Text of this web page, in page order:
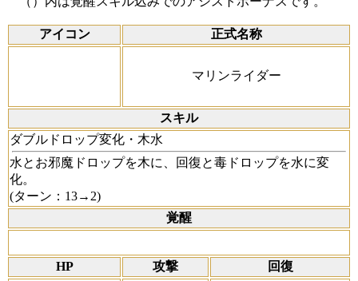
アイコン 正式名称
マリンライダー
スキル
ダブルドロップ変化・木水
水とお邪魔ドロップを木に、回復と毒ドロップを水に変
化。
(ターン：13→2)
覚醒
HP 攻撃
回復